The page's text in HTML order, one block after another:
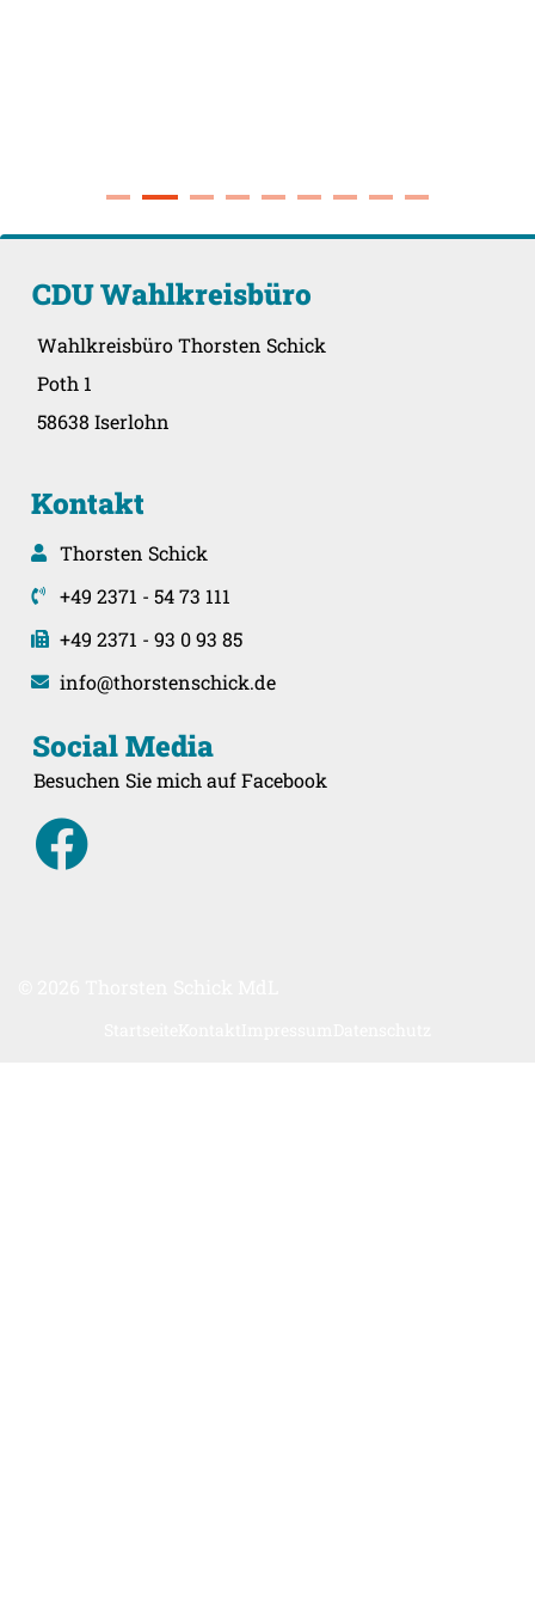
CDU Wahlkreisbüro
Wahlkreisbüro Thorsten Schick
Poth 1
58638 Iserlohn
Kontakt
Thorsten Schick
+49 2371 - 54 73 111
+49 2371 - 93 0 93 85
info@thorstenschick.de
Social Media
Besuchen Sie mich auf Facebook